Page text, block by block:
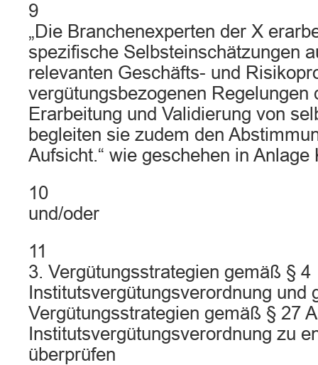
9
„Die Branchenexperten der X
spezifische Selbsteinschätzungen
relevanten Geschäfts- und
vergütungsbezogenen Regelungen
Erarbeitung und Validierung von
begleiten sie zudem den
Aufsicht.“ wie geschehen in Anlage
10
und/oder
11
3. Vergütungsstrategien gemäß § 4
Institutsvergütungsverordnung und
Vergütungsstrategien gemäß § 27
Institutsvergütungsverordnung zu
überprüfen